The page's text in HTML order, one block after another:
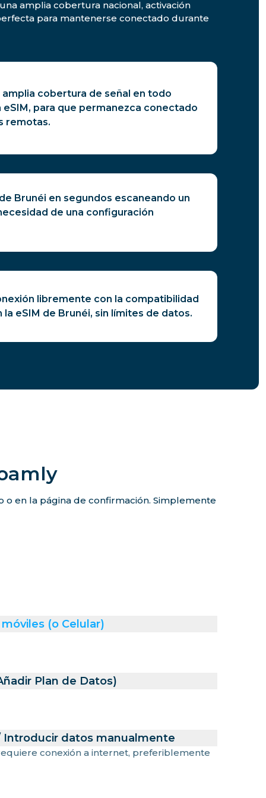
amplia cobertura nacional, activación
para mantenerse conectado durante
cobertura de señal en todo
eSIM, para que permanezca conectado
remotas.
Brunéi en segundos escaneando un
de una configuración
libremente con la compatibilidad
eSIM de Brunéi, sin límites de datos.
o en la página de confirmación. Simplemente
(o Celular)
Plan de Datos)
Introducir datos manualmente
conexión a internet, preferiblemente